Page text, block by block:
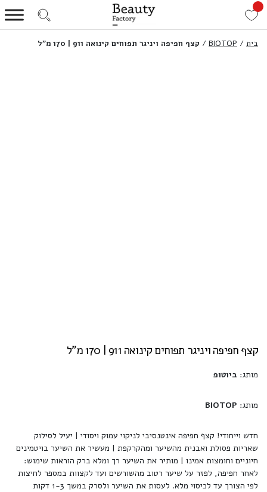
בית /
BIOTOP
/ קצף חפיפה ויניגר תפוחים קינואה 911 | 170 מ”ל
קצף חפיפה ויניגר תפוחים קינואה 911 | 170 מ"ל
מותג: ביוטופ
מותג: BIOTOP
חדש וייחודי! קצף חפיפה אינטנסיבי לניקוי עמוק ויסודי | יעיל לסילוק
שאריות פסולת ואבנית מהשיער ומהקרקפת | מעשיר את השיער בויטמינים
חיוניים וחומצות אמינו | מותיר את השיער רך ומלא ברק הוראות שימוש:
לאחר חפיפה, לפזר על שיער רטוב מהשורשים ועד לקצוות במספר לחיצות
לפי הצורך עד לכיסוי מלא. לעסות את השיער ולסרק במשך 1-3 דקות